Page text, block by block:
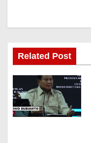
Related Post